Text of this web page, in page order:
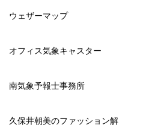
ウェザーマップ
オフィス気象キャスター
南気象予報士事務所
久保井朝美のファッション解